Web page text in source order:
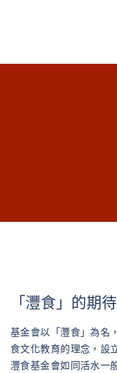
「灃食」的期待
基金會以「灃食」為名
食文化教育的理念，設
灃食基金會如同活水一